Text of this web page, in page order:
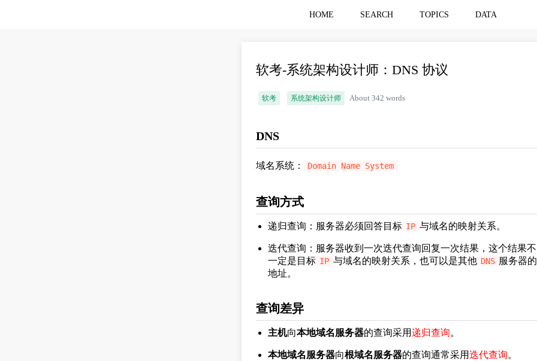
HOME SEARCH TOPICS DATA
软考-系统架构设计师：DNS 协议
软考 系统架构设计师 About 342 words
DNS
域名系统： Domain Name System
查询方式
递归查询：服务器必须回答目标 IP 与域名的映射关系。
迭代查询：服务器收到一次迭代查询回复一次结果，这个结果不
一定是目标 IP 与域名的映射关系，也可以是其他 DNS 服务器的
地址。
查询差异
主机向本地域名服务器的查询采用递归查询。
本地域名服务器向根域名服务器的查询通常采用迭代查询。